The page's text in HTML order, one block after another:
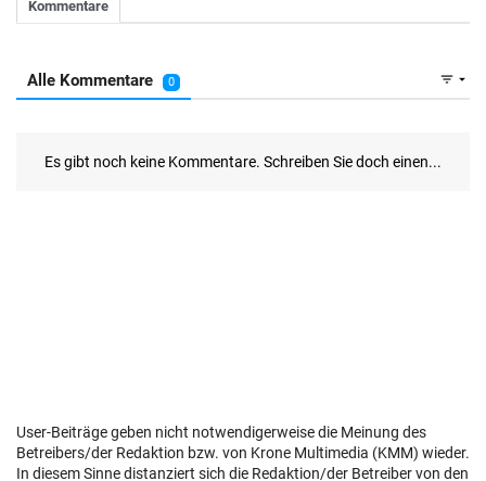
User-Beiträge geben nicht notwendigerweise die Meinung des
Betreibers/der Redaktion bzw. von Krone Multimedia (KMM) wieder.
In diesem Sinne distanziert sich die Redaktion/der Betreiber von den